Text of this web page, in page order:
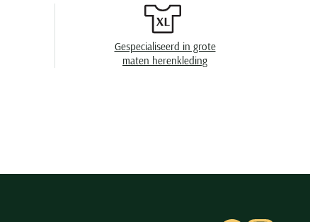
geen borstzak
speciaal wasprogamma 30°C, toegestaan voor
de droger, strijken op lage temperatuur, niet
Gespecialiseerd in grote
maten herenkleding